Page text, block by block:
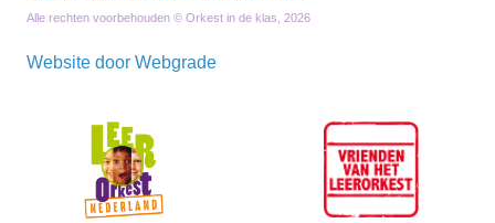
Alle rechten voorbehouden © Orkest in de klas, 2026
Website door Webgrade